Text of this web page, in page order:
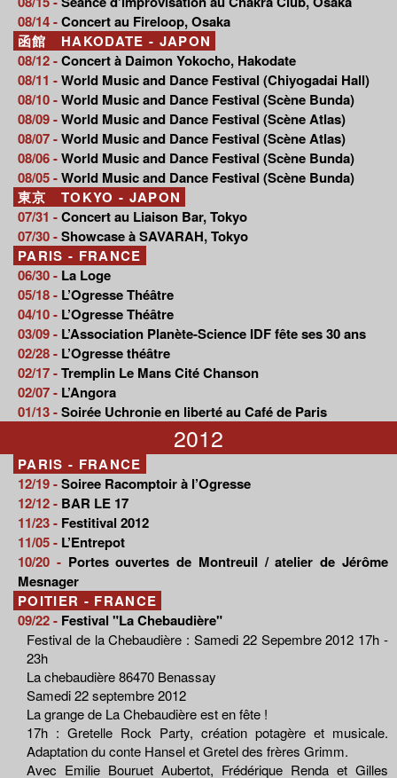
08/14 -Concert au Fireloop, Osaka
函館 HAKODATE - JAPON
08/12 -Concert à Daimon Yokocho, Hakodate
08/11 -World Music and Dance Festival (Chiyogadai Hall)
08/10 -World Music and Dance Festival (Scène Bunda)
08/09 -World Music and Dance Festival (Scène Atlas)
08/07 -World Music and Dance Festival (Scène Atlas)
08/06 -World Music and Dance Festival (Scène Bunda)
08/05 -World Music and Dance Festival (Scène Bunda)
東京 TOKYO - JAPON
07/31 -Concert au Liaison Bar, Tokyo
07/30 -Showcase à SAVARAH, Tokyo
PARIS - FRANCE
06/30 - La Loge
05/18 - L’Ogresse Théâtre
04/10 - L’Ogresse Théâtre
03/09 - L’Association Planète-Science IDF fête ses 30 ans
02/28 - L’Ogresse théâtre
02/17 -Tremplin Le Mans Cité Chanson
02/07 - L’Angora
01/13 -Soirée Uchronie en liberté au Café de Paris
2012
PARIS - FRANCE
12/19 -Soiree Racomptoir à l’Ogresse
12/12 - BAR LE 17
11/23 - Festitival 2012
11/05 - L’Entrepot
10/20 - Portes ouvertes de Montreuil / atelier de Jérôme
Mesnager
POITIER - FRANCE
09/22 - Festival "La Chebaudière"
Festival de la Chebaudière : Samedi 22 Sepembre 2012 17h -
23h
La chebaudière 86470 Benassay
Samedi 22 septembre 2012
La grange de La Chebaudière est en fête !
17h : Gretelle Rock Party, création potagère et musicale.
Adaptation du conte Hansel et Gretel des frères Grimm.
Avec Emilie Bouruet Aubertot, Frédérique Renda et Gilles